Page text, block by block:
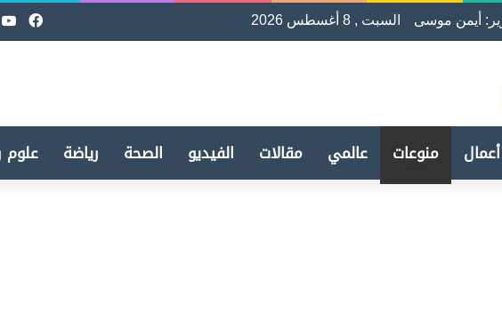
أيمن موسى السبت , 8 أغسطس 2026
منوعات عالمي مقالات الفيديو الصحة رياضة علوم